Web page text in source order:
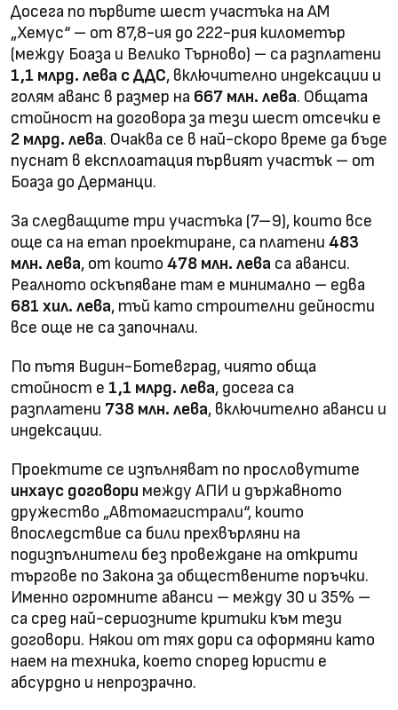
Досега по първите шест участъка на АМ
„Хемус“ – от 87,8-ия до 222-рия километър
(между Боаза и Велико Търново) – са разплатени
1,1 млрд. лева с ДДС, включително индексации и
голям аванс в размер на 667 млн. лева. Общата
стойност на договора за тези шест отсечки е
2 млрд. лева. Очаква се в най-скоро време да бъде
пуснат в експлоатация първият участък – от
Боаза до Дерманци.
За следващите три участъка (7–9), които все
още са на етап проектиране, са платени 483
млн. лева, от които 478 млн. лева са аванси.
Реалното оскъпяване там е минимално – едва
681 хил. лева, тъй като строителни дейности
все още не са започнали.
По пътя Видин-Ботевград, чиято обща
стойност е 1,1 млрд. лева, досега са
разплатени 738 млн. лева, включително аванси и
индексации.
Проектите се изпълняват по прословутите
инхаус договори между АПИ и държавното
дружество „Автомагистрали“, които
впоследствие са били прехвърляни на
подизпълнители без провеждане на открити
търгове по Закона за обществените поръчки.
Именно огромните аванси – между 30 и 35% –
са сред най-сериозните критики към тези
договори. Някои от тях дори са оформяни като
наем на техника, което според юристи е
абсурдно и непрозрачно.